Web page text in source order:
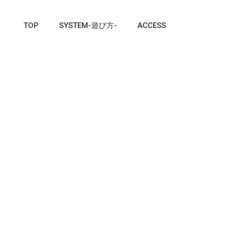
TOP SYSTEM-遊び方- ACCESS